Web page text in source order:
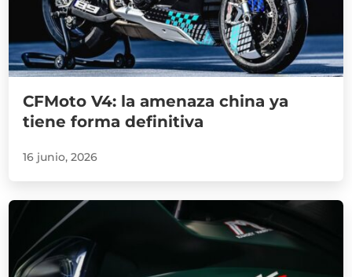
CFMoto V4: la amenaza china ya
tiene forma definitiva
16 junio, 2026